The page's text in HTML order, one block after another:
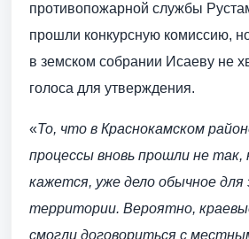
противопожарной службы
прошли конкурсную комиссию,
в земском собрании Исаеву не
голоса для утверждения.
«То, что в Краснокамском
процессы вновь прошли не так,
кажется, уже дело обычное для
территории. Вероятно,
смогли договориться с